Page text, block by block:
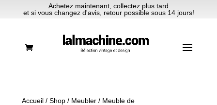
Achetez maintenant, collectez plus tard
et si vous changez d'avis, retour possible sous 14 jours!
Accueil/ Shop/ Meubler/ Meuble de